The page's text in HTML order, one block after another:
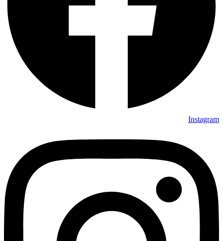
Instagram